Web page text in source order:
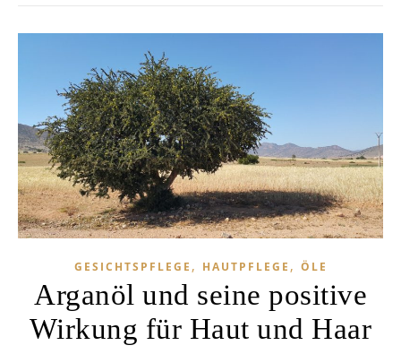
GESICHTSPFLEGE , HAUTPFLEGE , ÖLE
Arganöl und seine positive
Wirkung für Haut und Haar